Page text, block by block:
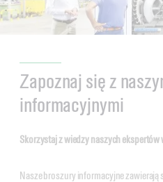
Zapoznaj się z
informacyjnymi
Skorzystaj z wiedzy naszych
Nasze broszury informacyjne zawierają